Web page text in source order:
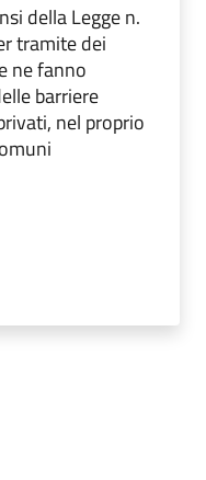
della Legge n.
tramite dei
ne fanno
barriere
nel proprio